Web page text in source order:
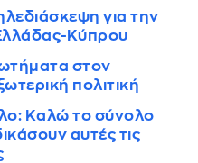
για την
Κύπρου
στον
πολιτική
Καλώ το σύνολο
αυτές τις